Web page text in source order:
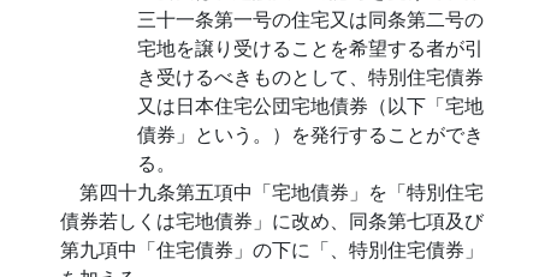
三十一条第一号の住宅又は同条第二号の
宅地を譲り受けることを希望する者が引
き受けるべきものとして、特別住宅債券
又は日本住宅公団宅地債券（以下「宅地
債券」という。）を発行することができ
る。
第四十九条第五項中「宅地債券」を「特別住宅
債券若しくは宅地債券」に改め、同条第七項及び
第九項中「住宅債券」の下に「、特別住宅債券」